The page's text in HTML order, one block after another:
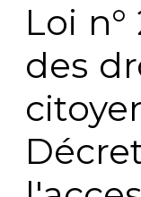
Loi n°
des